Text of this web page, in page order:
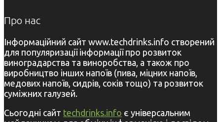
Про нас
Інформаційний сайт www.techdrinks.info створений
для популяризації інформації про розвиток
виноградарства та виноробства, а також про
виробництво інших напоїв (пива, міцних напоїв,
медових напоїв, сидрів, соків тощо) та розвиток
суміжних галузей.
Сьогодні сайт techdrinks.info є універсальним